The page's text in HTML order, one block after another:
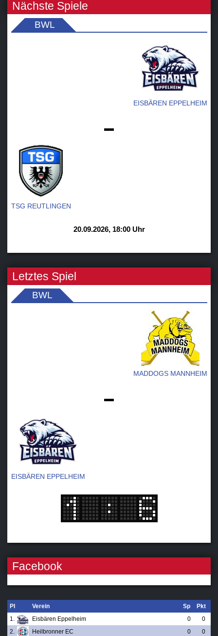
Nächste Spiele
BWL
EISBÄREN EPPELHEIM
-
TSG REUTLINGEN
20.09.2026, 18:00 Uhr
Letztes Spiel
BWL
MADDOGS MANNHEIM
-
EISBÄREN EPPELHEIM
Facebook
Pl Verein Sp
Pkt
1.
Eisbären Eppelheim 0
0
2.
Heilbronner EC 0
0